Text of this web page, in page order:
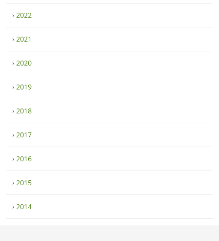
›2022
›2021
›2020
›2019
›2018
›2017
›2016
›2015
›2014